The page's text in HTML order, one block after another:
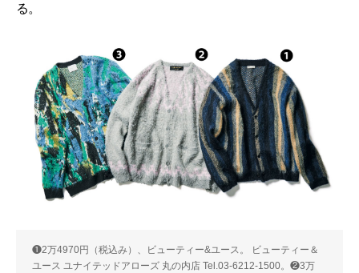
る。
❶2万4970円（税込み）、ビューティー&ユース。 ビューティー＆
ユース ユナイテッドアローズ 丸の内店 Tel.03-6212-1500。❷3万